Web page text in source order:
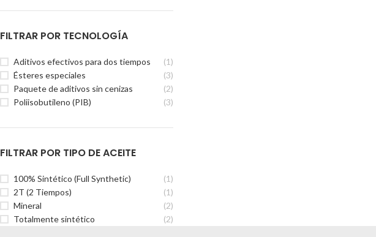
FILTRAR POR TECNOLOGÍA
Aditivos efectivos para dos tiempos
(1)
Ésteres especiales
(3)
Paquete de aditivos sin cenizas
(2)
Poliisobutileno (PIB)
(3)
FILTRAR POR TIPO DE ACEITE
100% Sintético (Full Synthetic)
(1)
2T (2 Tiempos)
(1)
Mineral
(2)
Totalmente sintético
(2)